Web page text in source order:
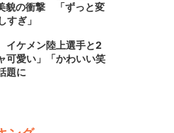
貌の衝撃 「ずっと変
すぎ」
イケメン陸上選手と2
愛い」「かわいい笑
題に